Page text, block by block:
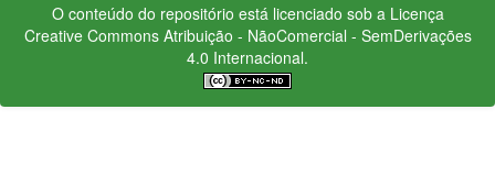
O conteúdo do repositório está licenciado sob a Licença
Creative CommonsAtribuição - NãoComercial - SemDerivações
4.0 Internacional.